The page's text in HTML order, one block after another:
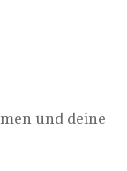
und deine